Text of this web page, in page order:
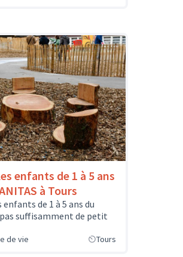
enfants de 1 à 5 ans
à Tours
de 1 à 5 ans du
suffisamment de petit
de vie Tours